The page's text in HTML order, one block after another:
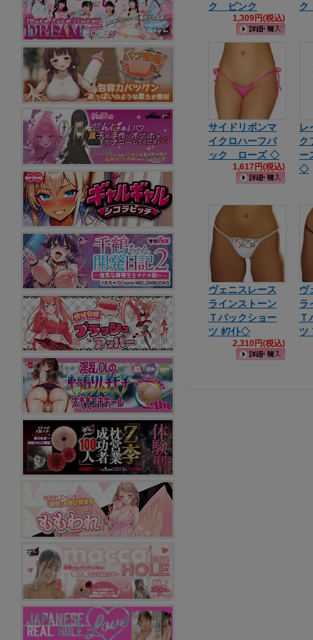
ク ピンク
1,309円(税込)
ク
サイドリボンマ
イクロハーフバ
ック ローズ ◇
1,617円(税込)
レ
ク
◇
ヴェニスレース
ラインストーン
Ｔバックショー
ツ ﾎﾜｲﾄ◇
2,310円(税込)
ヴ
ラ
Ｔ
ツ